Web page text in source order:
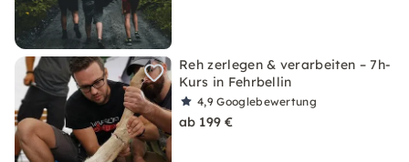
Reh zerlegen & verarbeiten – 7h-
Kurs in Fehrbellin
4,9Googlebewertung
ab 199 €